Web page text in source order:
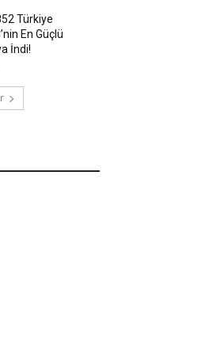
Türkiye
En Güçlü
İndi!